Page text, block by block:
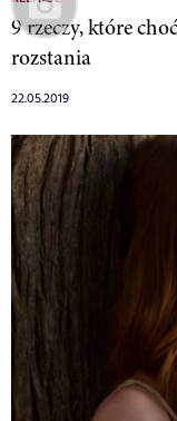
9 rzeczy, które
rozstania
22.05.2019